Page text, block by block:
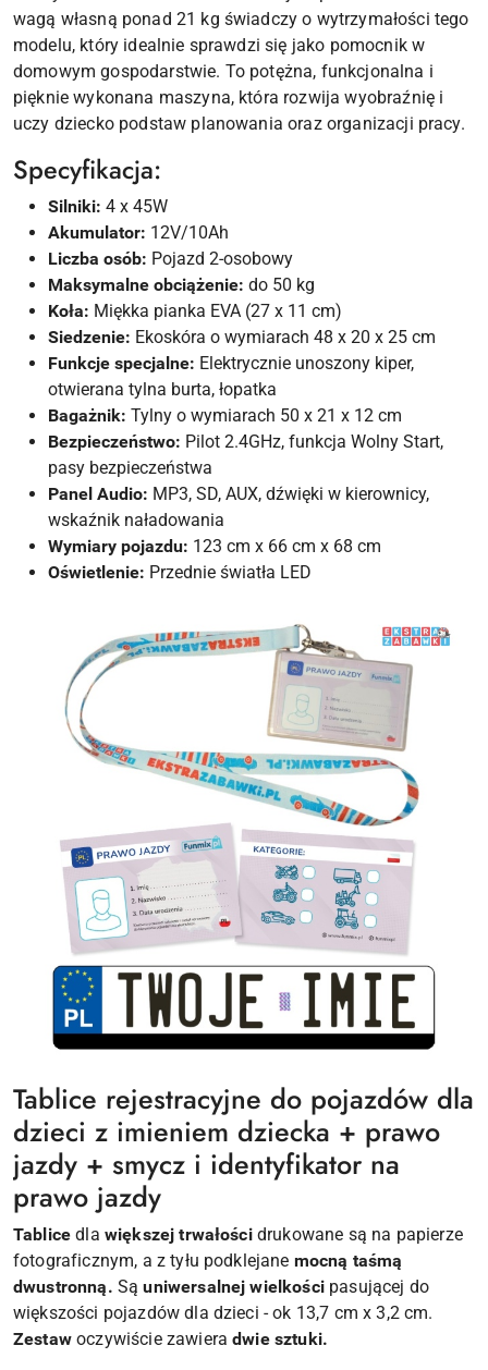
wagą własną ponad 21 kg świadczy o wytrzymałości tego
modelu, który idealnie sprawdzi się jako pomocnik w
domowym gospodarstwie. To potężna, funkcjonalna i
pięknie wykonana maszyna, która rozwija wyobraźnię i
uczy dziecko podstaw planowania oraz organizacji pracy.
Specyfikacja:
Silniki: 4 x 45W
Akumulator: 12V/10Ah
Liczba osób: Pojazd 2-osobowy
Maksymalne obciążenie: do 50 kg
Koła: Miękka pianka EVA (27 x 11 cm)
Siedzenie: Ekoskóra o wymiarach 48 x 20 x 25 cm
Funkcje specjalne: Elektrycznie unoszony kiper,
otwierana tylna burta, łopatka
Bagażnik: Tylny o wymiarach 50 x 21 x 12 cm
Bezpieczeństwo: Pilot 2.4GHz, funkcja Wolny Start,
pasy bezpieczeństwa
Panel Audio: MP3, SD, AUX, dźwięki w kierownicy,
wskaźnik naładowania
Wymiary pojazdu: 123 cm x 66 cm x 68 cm
Oświetlenie: Przednie światła LED
Tablice rejestracyjne do pojazdów dla
dzieci z imieniem dziecka + prawo
jazdy + smycz i identyfikator na
prawo jazdy
Tablice dla większej trwałościdrukowane są na papierze
fotograficznym, a z tyłu podklejane mocną taśmą
dwustronną. Sąuniwersalnej wielkościpasującej do
większości pojazdów dla dzieci - ok 13,7 cm x 3,2 cm.
Zestawoczywiście zawieradwie sztuki.